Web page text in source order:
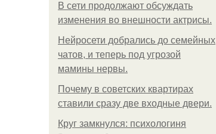
В сети продолжают обсуждать
изменения во внешности актрисы.
Нейросети добрались до семейных
чатов, и теперь под угрозой
мамины нервы.
Почему в советских квартирах
ставили сразу две входные двери.
Круг замкнулся: психологиня